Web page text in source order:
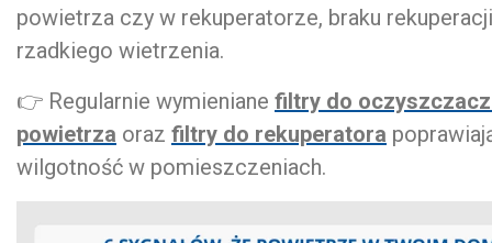
powietrza czy w rekuperatorze, braku
rzadkiego wietrzenia.
👉 Regularnie wymieniane filtry do
powietrza oraz filtry do rekuperatora
wilgotność w pomieszczeniach.